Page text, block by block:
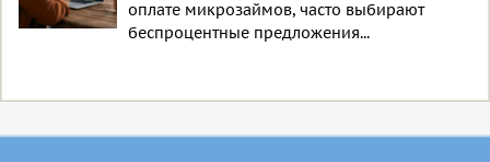
оплате микрозаймов, часто выбирают
беспроцентные предложения...